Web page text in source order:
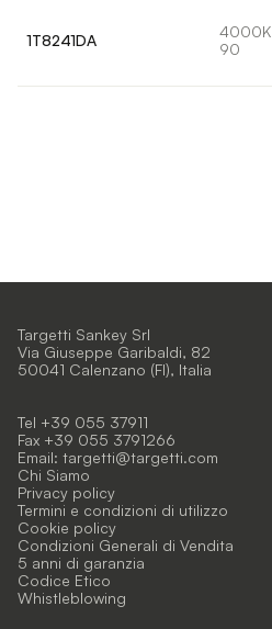
1T8241DA
4000K
90
Targetti Sankey Srl
Via Giuseppe Garibaldi, 82
50041 Calenzano (FI), Italia
Tel +39 055 37911
Fax +39 055 3791266
Email: targetti@targetti.com
Chi Siamo
Privacy policy
Termini e condizioni di utilizzo
Cookie policy
Condizioni Generali di Vendita
5 anni di garanzia
Codice Etico
Whistleblowing